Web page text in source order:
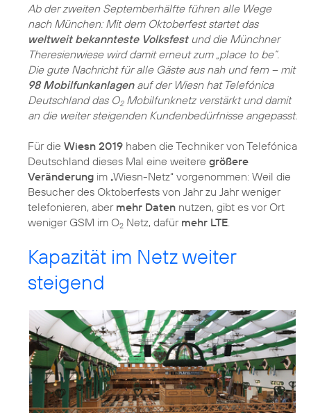
Ab der zweiten Septemberhälfte führen alle Wege
nach München: Mit dem Oktoberfest startet das
weltweit bekannteste Volksfestund die Münchner
Theresienwiese wird damit erneut zum „place to be“.
Die gute Nachricht für alle Gäste aus nah und fern – mit
98 Mobilfunkanlagenauf der Wiesn hat Telefónica
Deutschland das O2Mobilfunknetz verstärkt und damit
an die weiter steigenden Kundenbedürfnisse angepasst.
Für die Wiesn 2019 haben die Techniker von Telefónica
Deutschland dieses Mal eine weitere größere
Veränderung im „Wiesn-Netz“ vorgenommen: Weil die
Besucher des Oktoberfests von Jahr zu Jahr weniger
telefonieren, aber mehr Daten nutzen, gibt es vor Ort
weniger GSM im O2 Netz, dafür mehr LTE
Kapazität im Netz weiter
steigend